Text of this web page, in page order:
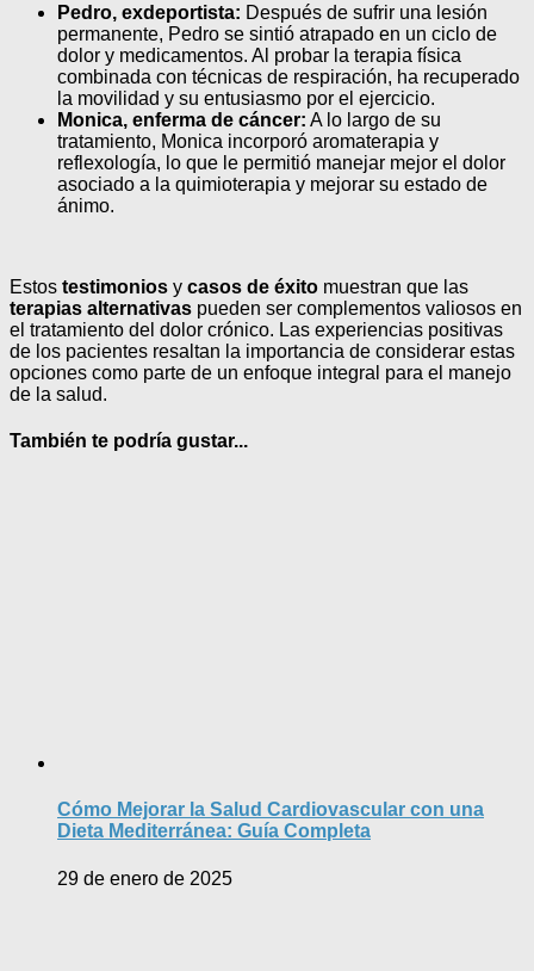
Pedro, exdeportista: Después de sufrir una lesión
permanente, Pedro se sintió atrapado en un ciclo de
dolor y medicamentos. Al probar la terapia física
combinada con técnicas de respiración, ha recuperado
la movilidad y su entusiasmo por el ejercicio.
Monica, enferma de cáncer: A lo largo de su
tratamiento, Monica incorporó aromaterapia y
reflexología, lo que le permitió manejar mejor el dolor
asociado a la quimioterapia y mejorar su estado de
ánimo.
Estos testimonios y casos de éxito muestran que las
terapias alternativas pueden ser complementos valiosos en
el tratamiento del dolor crónico. Las experiencias positivas
de los pacientes resaltan la importancia de considerar estas
opciones como parte de un enfoque integral para el manejo
de la salud.
También te podría gustar...
Cómo Mejorar la Salud Cardiovascular con una
Dieta Mediterránea: Guía Completa
29 de enero de 2025